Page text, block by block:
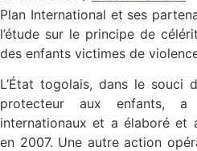
Plan International et ses
l’étude sur le principe de
des enfants victimes de
L’État togolais, dans le souci
protecteur aux enfants, a
internationaux et a élaboré et
en 2007. Une autre action